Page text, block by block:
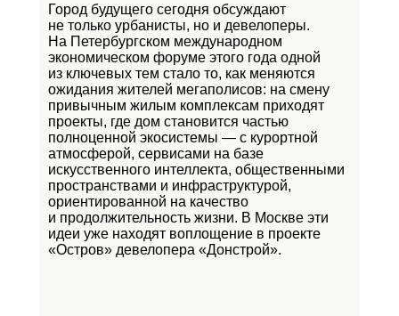
Город будущего сегодня обсуждают
не только урбанисты, но и девелоперы.
На Петербургском международном
экономическом форуме этого года одной
из ключевых тем стало то, как меняются
ожидания жителей мегаполисов: на смену
привычным жилым комплексам приходят
проекты, где дом становится частью
полноценной экосистемы — с курортной
атмосферой, сервисами на базе
искусственного интеллекта, общественными
пространствами и инфраструктурой,
ориентированной на качество
и продолжительность жизни. В Москве эти
идеи уже находят воплощение в проекте
«Остров» девелопера «Донстрой».